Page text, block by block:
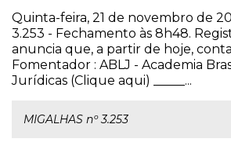
Quinta-feira, 21 de novembro de
3.253 - Fechamento às 8h48.
anuncia que, a partir de hoje,
Fomentador : ABLJ - Academia
Jurídicas (Clique aqui) _____...
MIGALHAS nº 3.253